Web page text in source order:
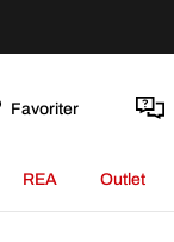
Favoriter
REA Outlet